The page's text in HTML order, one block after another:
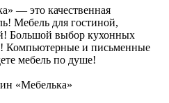
— это качественная
Мебель для гостиной,
Большой выбор кухонных
Компьютерные и письменные
мебель по душе!
«Мебелька»